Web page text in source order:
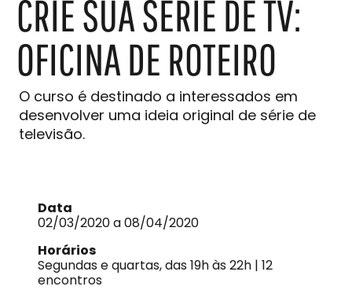
CRIE SUA SÉRIE DE TV:
OFICINA DE ROTEIRO
O curso é destinado a interessados em
desenvolver uma ideia original de série de
televisão.
Data
02/03/2020 a 08/04/2020
Horários
Segundas e quartas, das 19h às 22h | 12
encontros